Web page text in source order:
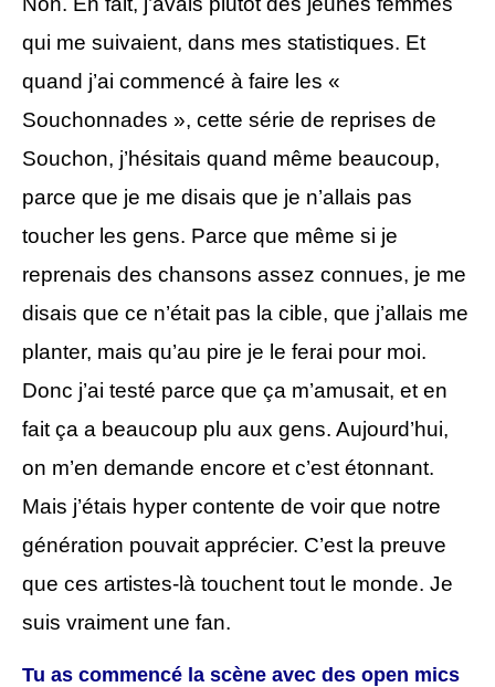
qui me suivaient, dans mes statistiques. Et
quand j’ai commencé à faire les «
Souchonnades », cette série de reprises de
Souchon, j’hésitais quand même beaucoup,
parce que je me disais que je n’allais pas
toucher les gens. Parce que même si je
reprenais des chansons assez connues, je me
disais que ce n’était pas la cible, que j’allais me
planter, mais qu’au pire je le ferai pour moi.
Donc j’ai testé parce que ça m’amusait, et en
fait ça a beaucoup plu aux gens. Aujourd’hui,
on m’en demande encore et c’est étonnant.
Mais j’étais hyper contente de voir que notre
génération pouvait apprécier. C’est la preuve
que ces artistes-là touchent tout le monde. Je
suis vraiment une fan.
Tu as commencé la scène avec des open mics